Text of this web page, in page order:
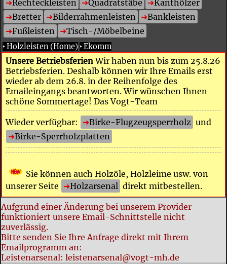
Rechteckleisten Quadratstäbe
Kanthölzer
Bretter
Bilderrahmenleisten
Bankleisten
Fußleisten
Tisch-/Möbelbeine
‣Holzleisten (Home) ‣Ekomm
Unsere BetriebsferienWir haben nun bis zum 25.8.26
Betriebsferien. Deshalb können wir Ihre Emails erst
wieder ab dem 26.8. in der Reihenfolge des
Emaileingangs beantworten. Wir wünschen Ihnen
schöne Sommertage! Das Vogt-Team
Wieder verfügbar: Birke-Flugzeugsperrholz und
Birke-Sperrholzplatten
Sie können auch Holzöle, Holzleime usw. von
unserer Seite
Holzarsenal direkt mitbestellen.
Aufgrund einer Änderung bei unserem Provider
funktioniert unsere Email-Schnittstelle nicht
zuverlässig.
Bitte senden Sie Ihre Anfrage direkt mit Ihrem
Emailprogramm an:
Leistenarsenal: leistenarsenal@vogt-mh.de